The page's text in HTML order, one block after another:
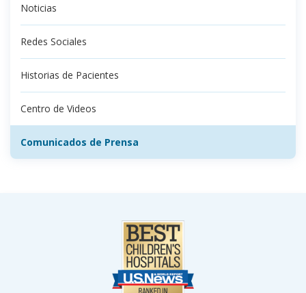
Noticias
Redes Sociales
Historias de Pacientes
Centro de Videos
Comunicados de Prensa